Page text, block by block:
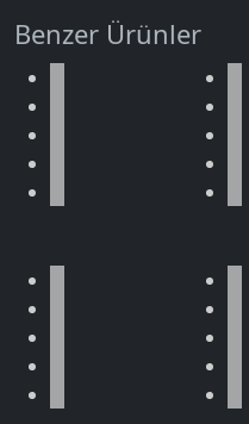
Benzer Ürünler